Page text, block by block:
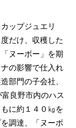
ップジュエリ
だけ、収穫した
ヌーボー」を期
の影響で仕入れ
部門の子会社、
良野市内のハス
に約１４０㎏を
調達、「ヌーボ